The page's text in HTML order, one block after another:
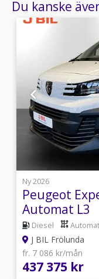
Du kanske
Ny 2026
Peugeot
Automat L3
Diesel Automat
J BIL Frölunda
fr. 7 086 kr/mån
437 375 kr